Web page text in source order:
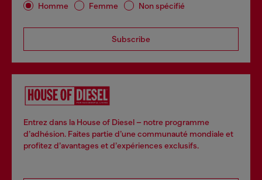
Homme Femme Non spécifié
Subscribe
Entrez dans la House of Diesel – notre programme
d’adhésion. Faites partie d’une communauté mondiale et
profitez d’avantages et d’expériences exclusifs.